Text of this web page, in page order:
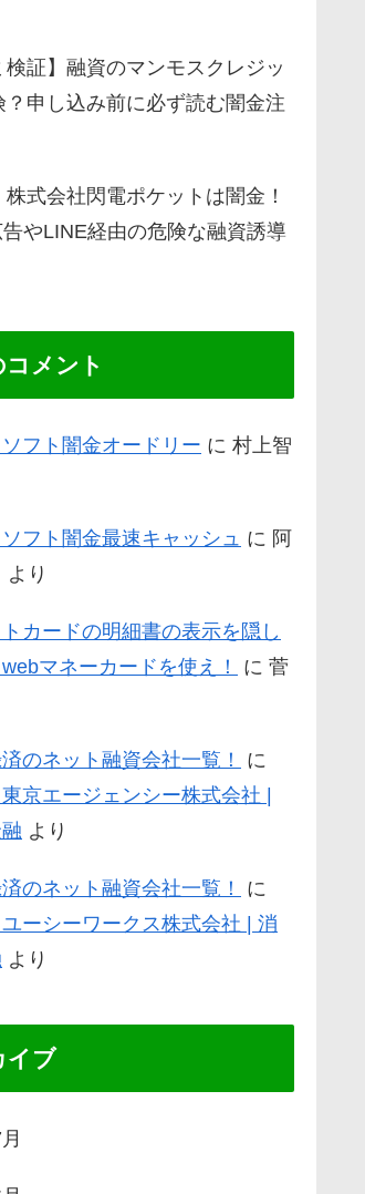
検証】融資のマンモスクレジッ
？申し込み前に必ず読む闇金注
株式会社閃電ポケットは闇金！
告やLINE経由の危険な融資誘導
メント
ソフト闇金オードリー に 村上智
ソフト闇金最速キャッシュ に 阿
より
カードの明細書の表示を隠し
マネーカードを使え！
に 菅
のネット融資会社一覧！
に
東京エージェンシー株式会社 |
より
のネット融資会社一覧！
に
ユーシーワークス株式会社 | 消
より
イブ